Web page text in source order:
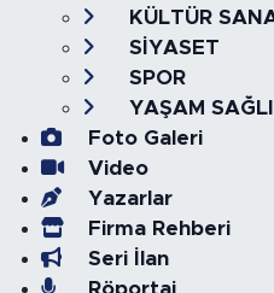
KÜLTÜR
SİYASET
SPOR
YAŞAM
Foto Galeri
Video
Yazarlar
Firma Rehberi
Seri İlan
Röportaj